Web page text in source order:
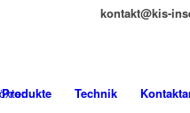
kontakt@kis-
Produkte Technik